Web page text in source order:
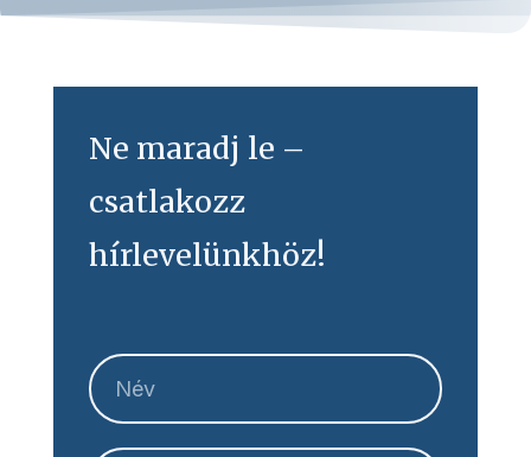
Ne maradj le –
csatlakozz
hírlevelünkhöz!